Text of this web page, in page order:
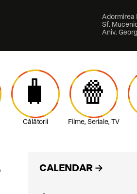
🧳
Călătorii
🍿
Filme, Seriale, TV
CALENDAR →